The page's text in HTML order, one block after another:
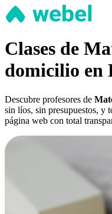
Clases de
domicilio en
Descubre profesores de
sin líos, sin presupuestos, y
página web con total